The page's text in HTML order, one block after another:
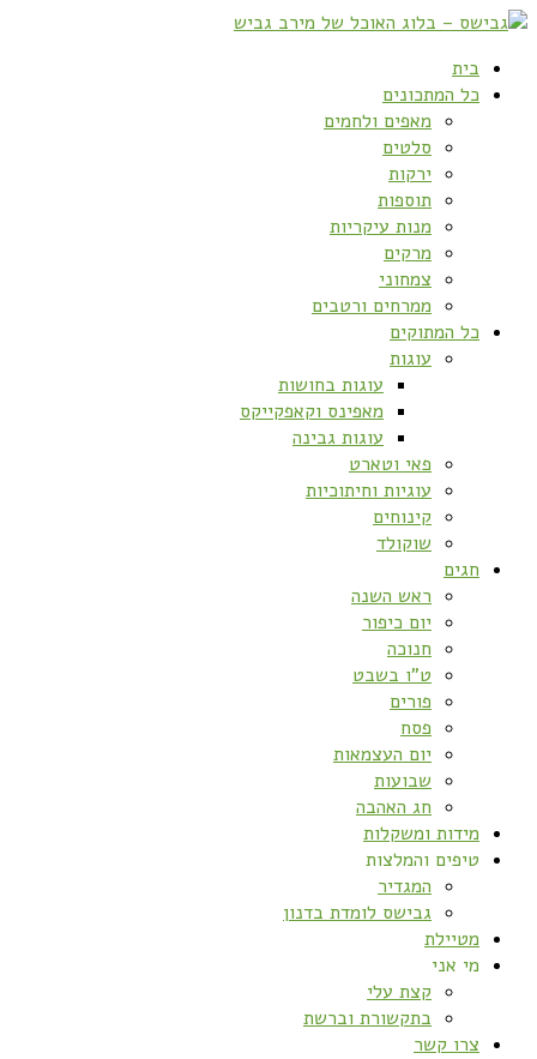
בית
כל המתכונים
מאפים ולחמים
סלטים
ירקות
תוספות
מנות עיקריות
מרקים
צמחוני
ממרחים ורטבים
כל המתוקים
עוגות
עוגות בחושות
מאפינס וקאפקייקס
עוגות גבינה
פאי וטארט
עוגיות וחיתוכיות
קינוחים
שוקולד
חגים
ראש השנה
יום כיפור
חנוכה
ט”ו בשבט
פורים
פסח
יום העצמאות
שבועות
חג האהבה
מידות ומשקלות
טיפים והמלצות
המגדיר
גבישס לומדת בדנון
מטיילת
מי אני
קצת עלי
בתקשורת וברשת
צרו קשר